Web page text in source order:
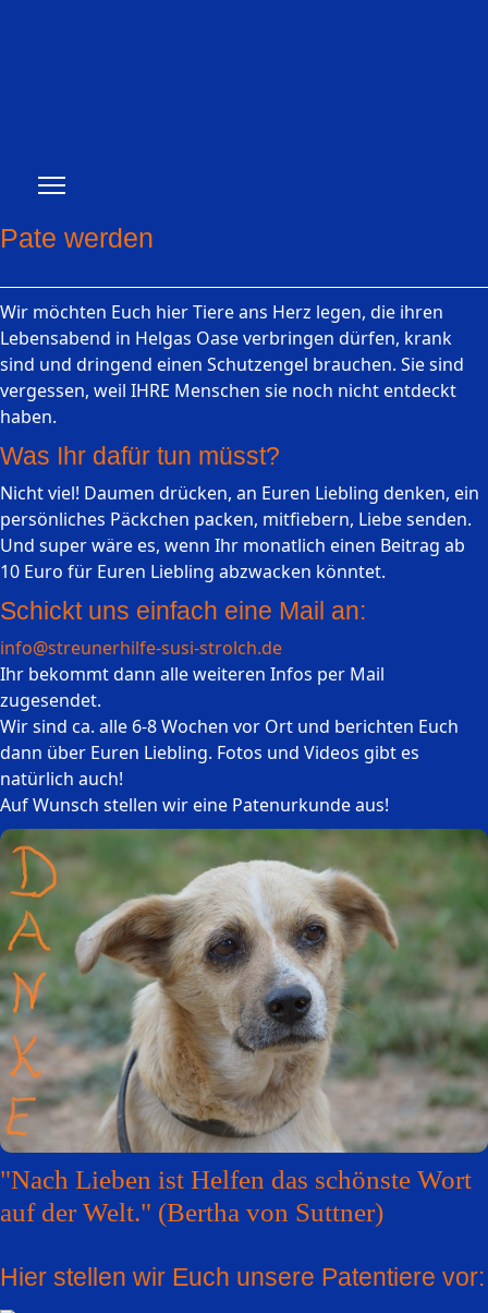
Pate werden
Wir möchten Euch hier Tiere ans Herz legen, die ihren
Lebensabend in Helgas Oase verbringen dürfen, krank
sind und dringend einen Schutzengel brauchen. Sie sind
vergessen, weil IHRE Menschen sie noch nicht entdeckt
haben.
Was Ihr dafür tun müsst?
Nicht viel! Daumen drücken, an Euren Liebling denken, ein
persönliches Päckchen packen, mitfiebern, Liebe senden.
Und super wäre es, wenn Ihr monatlich einen Beitrag ab
10 Euro für Euren Liebling abzwacken könntet.
Schickt uns einfach eine Mail an:
info@streunerhilfe-susi-strolch.de
Ihr bekommt dann alle weiteren Infos per Mail
zugesendet.
Wir sind ca. alle 6-8 Wochen vor Ort und berichten Euch
dann über Euren Liebling. Fotos und Videos gibt es
natürlich auch!
Auf Wunsch stellen wir eine Patenurkunde aus!
"Nach Lieben ist Helfen das schönste Wort
auf der Welt." (Bertha von Suttner)
Hier stellen wir Euch unsere Patentiere vor: